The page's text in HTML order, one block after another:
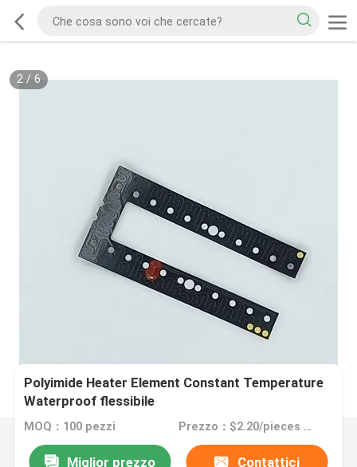
2/ 6
Polyimide Heater Element Constant Temperature
Waterproof flessibile
MOQ：100 pezzi Prezzo：$2.20/pieces 100-199 pieces
Miglior prezzo Contattici